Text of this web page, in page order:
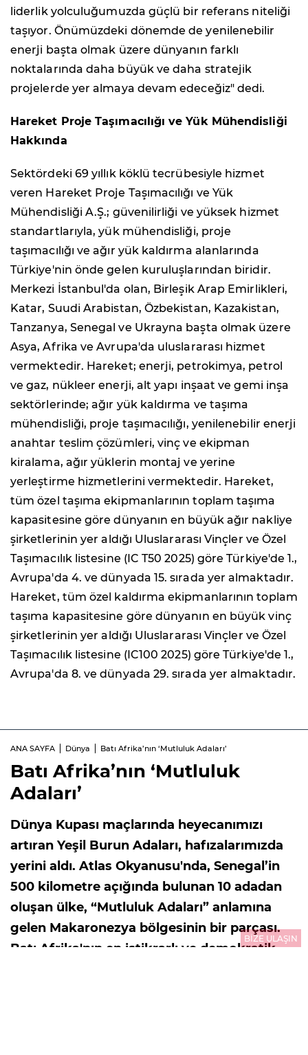
liderlik yolculuğumuzda güçlü bir referans niteliği
taşıyor. Önümüzdeki dönemde de yenilenebilir
enerji başta olmak üzere dünyanın farklı
noktalarında daha büyük ve daha stratejik
projelerde yer almaya devam edeceğiz" dedi.
Hareket Proje Taşımacılığı ve Yük Mühendisliği
Hakkında
Sektördeki 69 yıllık köklü tecrübesiyle hizmet
veren Hareket Proje Taşımacılığı ve Yük
Mühendisliği A.Ş.; güvenilirliği ve yüksek hizmet
standartlarıyla, yük mühendisliği, proje
taşımacılığı ve ağır yük kaldırma alanlarında
Türkiye'nin önde gelen kuruluşlarından biridir.
Merkezi İstanbul'da olan, Birleşik Arap Emirlikleri,
Katar, Suudi Arabistan, Özbekistan, Kazakistan,
Tanzanya, Senegal ve Ukrayna başta olmak üzere
Asya, Afrika ve Avrupa'da uluslararası hizmet
vermektedir. Hareket; enerji, petrokimya, petrol
ve gaz, nükleer enerji, alt yapı inşaat ve gemi inşa
sektörlerinde; ağır yük kaldırma ve taşıma
mühendisliği, proje taşımacılığı, yenilenebilir enerji
anahtar teslim çözümleri, vinç ve ekipman
kiralama, ağır yüklerin montaj ve yerine
yerleştirme hizmetlerini vermektedir. Hareket,
tüm özel taşıma ekipmanlarının toplam taşıma
kapasitesine göre dünyanın en büyük ağır nakliye
şirketlerinin yer aldığı Uluslararası Vinçler ve Özel
Taşımacılık listesine (IC T50 2025) göre Türkiye'de 1.,
Avrupa'da 4. ve dünyada 15. sırada yer almaktadır.
Hareket, tüm özel kaldırma ekipmanlarının toplam
taşıma kapasitesine göre dünyanın en büyük vinç
şirketlerinin yer aldığı Uluslararası Vinçler ve Özel
Taşımacılık listesine (IC100 2025) göre Türkiye'de 1.,
Avrupa'da 8. ve dünyada 29. sırada yer almaktadır.
ANA SAYFA Dünya Batı Afrika’nın ‘Mutluluk Adaları’
Batı Afrika’nın ‘Mutluluk
Adaları’
Dünya Kupası maçlarında heyecanımızı
artıran Yeşil Burun Adaları, hafızalarımızda
yerini aldı. Atlas Okyanusu'nda, Senegal’in
500 kilometre açığında bulunan 10 adadan
oluşan ülke, “Mutluluk Adaları” anlamına
gelen Makaronezya bölgesinin bir parçası.
Batı Afrika'nın en istikrarlı ve demokratik
BİZE ULAŞIN